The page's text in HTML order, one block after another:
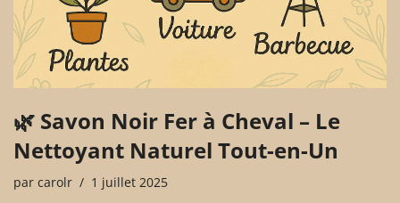
🌿 Savon Noir Fer à Cheval – Le
Nettoyant Naturel Tout-en-Un
par carolr 1 juillet 2025